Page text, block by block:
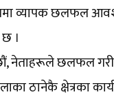
व्यापक छलफल
।
छौं, नेताहरूले छलफल
ठानेकै क्षेत्रका